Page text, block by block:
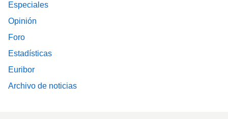
Especiales
Opinión
Foro
Estadísticas
Euribor
Archivo de noticias